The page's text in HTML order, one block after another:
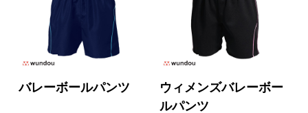
バレーボールパンツ
ウィメンズバレーボー
ルパンツ